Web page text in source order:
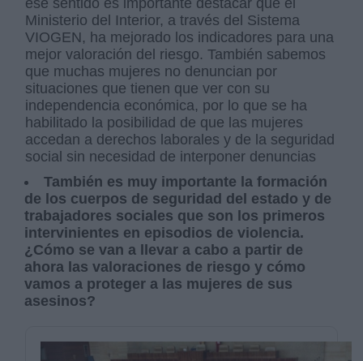
Ministerio del Interior, a través del Sistema
VIOGEN, ha mejorado los indicadores para una
mejor valoración del riesgo. También sabemos
que muchas mujeres no denuncian por
situaciones que tienen que ver con su
independencia económica, por lo que se ha
habilitado la posibilidad de que las mujeres
accedan a derechos laborales y de la seguridad
social sin necesidad de interponer denuncias
También es muy importante la formación
de los cuerpos de seguridad del estado y de
trabajadores sociales que son los primeros
intervinientes en episodios de violencia.
¿Cómo se van a llevar a cabo a partir de
ahora las valoraciones de riesgo y cómo
vamos a proteger a las mujeres de sus
asesinos?